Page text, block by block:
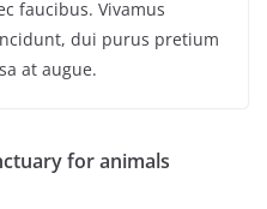
faucibus. Vivamus
dui purus pretium
at augue.
for animals